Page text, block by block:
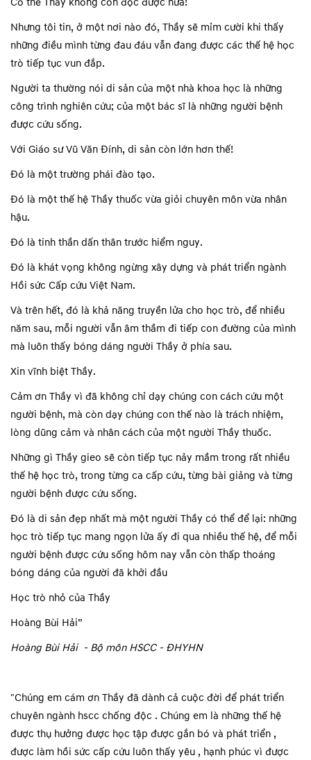
Nhưng tôi tin, ở một nơi nào đó, Thầy sẽ mỉm cười khi thấy
những điều mình từng đau đáu vẫn đang được các thế hệ học
trò tiếp tục vun đắp.
Người ta thường nói di sản của một nhà khoa học là những
công trình nghiên cứu; của một bác sĩ là những người bệnh
được cứu sống.
Với Giáo sư Vũ Văn Đính, di sản còn lớn hơn thế!
Đó là một trường phái đào tạo.
Đó là một thế hệ Thầy thuốc vừa giỏi chuyên môn vừa nhân
hậu.
Đó là tinh thần dấn thân trước hiểm nguy.
Đó là khát vọng không ngừng xây dựng và phát triển ngành
Hồi sức Cấp cứu Việt Nam.
Và trên hết, đó là khả năng truyền lửa cho học trò, để nhiều
năm sau, mỗi người vẫn âm thầm đi tiếp con đường của mình
mà luôn thấy bóng dáng người Thầy ở phía sau.
Xin vĩnh biệt Thầy.
Cảm ơn Thầy vì đã không chỉ dạy chúng con cách cứu một
người bệnh, mà còn dạy chúng con thế nào là trách nhiệm,
lòng dũng cảm và nhân cách của một người Thầy thuốc.
Những gì Thầy gieo sẽ còn tiếp tục nảy mầm trong rất nhiều
thế hệ học trò, trong từng ca cấp cứu, từng bài giảng và từng
người bệnh được cứu sống.
Đó là di sản đẹp nhất mà một người Thầy có thể để lại: những
học trò tiếp tục mang ngọn lửa ấy đi qua nhiều thế hệ, để mỗi
người bệnh được cứu sống hôm nay vẫn còn thấp thoáng
bóng dáng của người đã khởi đầu
Học trò nhỏ của Thầy
Hoàng Bùi Hải”
Hoàng Bùi Hải - Bộ môn HSCC - ĐHYHN
"Chúng em cám ơn Thầy đã dành cả cuộc đời để phát triển
chuyên ngành hscc chống độc . Chúng em là những thế hệ
được thụ hưởng được học tập được gắn bó và phát triển ,
được làm hồi sức cấp cứu luôn thấy yêu , hạnh phúc vì được